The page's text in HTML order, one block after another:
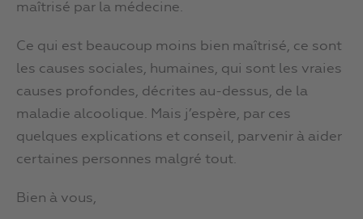
maîtrisé par la médecine.
Ce qui est beaucoup moins bien maîtrisé, ce sont
les causes sociales, humaines, qui sont les vraies
causes profondes, décrites au-dessus, de la
maladie alcoolique. Mais j’espère, par ces
quelques explications et conseil, parvenir à aider
certaines personnes malgré tout.
Bien à vous,